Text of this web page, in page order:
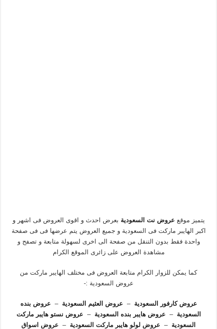
يتميز موقع عروض نت السعوديةبعرض احدث و اقوى العروض فى اشهر و
اكبر الهايبر ماركت فى السعودية و جميع العروض يتم عرضها فى فى صفحة
واحدة فقط بدون التنقل من صفحة الى اخرى لسهولة متابعة و تصفح و
مشاهدة العروض على زائرى الموقع الكرام
كما يمكن للزوار الكرام متابعة العروض فى مختلف الهايبر ماركت من
عروض السعودية :-
عروض كارفور السعودية – عروض العثيم السعودية –
عروض بنده
السعودية – عروض هايبر بنده السعودية –
عروض نستو هايبر ماركت
السعودية – عروض لولو هايبر ماركت السعودية –
عروض اسواق